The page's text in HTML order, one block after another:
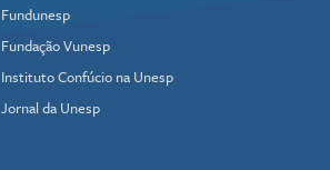
Fundunesp
Fundação Vunesp
Instituto Confúcio na Unesp
Jornal da Unesp